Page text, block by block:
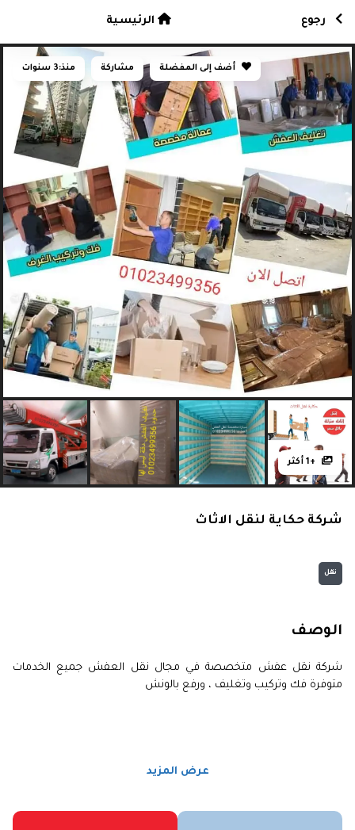
أضف إلى المفضلة مشاركة منذ:3 سنوات
+1 أكثر
شركة حكاية لنقل الاثاث
نقل
الوصف
شركة نقل عفش متخصصة في مجال نقل العفش جميع الخدمات
متوفرة فك وتركيب وتغليف ، ورفع بالونش
عرض المزيد
رجوع الرئيسية